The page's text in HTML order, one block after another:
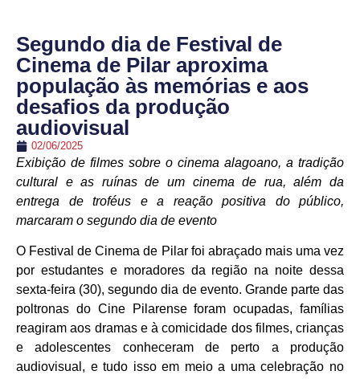
Segundo dia de Festival de
Cinema de Pilar aproxima
população às memórias e aos
desafios da produção
audiovisual
02/06/2025
Exibição de filmes sobre o cinema alagoano, a tradição
cultural e as ruínas de um cinema de rua, além da
entrega de troféus e a reação positiva do público,
marcaram o segundo dia de evento
O Festival de Cinema de Pilar foi abraçado mais uma vez
por estudantes e moradores da região na noite dessa
sexta-feira (30), segundo dia de evento. Grande parte das
poltronas do Cine Pilarense foram ocupadas, famílias
reagiram aos dramas e à comicidade dos filmes, crianças
e adolescentes conheceram de perto a produção
audiovisual, e tudo isso em meio a uma celebração no